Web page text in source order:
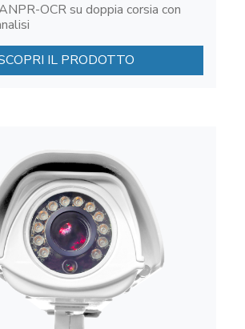
OCR su doppia corsia con
IL PRODOTTO